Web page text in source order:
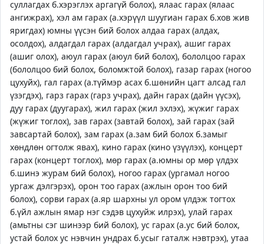
суллагдах б.хэрэглэх аргагүй болох), ялаас гарах (ялаас
ангижрах), хэл ам гарах (а.хэрүүл шуугиан гарах б.хов жив
яригдах) юмны үүсэн бий болох алдаа гарах (алдах,
осолдох), алдагдал гарах (алдагдал учрах), ашиг гарах
(ашиг олох), аюул гарах (аюул бий болох), бололцоо гарах
(бололцоо бий болох, боломжтой болох), газар гарах (ногоо
цухуйх), гал гарах (а.түймэр асах б.шөнийн цагт алсад гал
үзэгдэх), гарз гарах (гарз учрах), дайн гарах (дайн үүсэх),
дуу гарах (дуугарах), жил гарах (жил эхлэх), жүжиг гарах
(жүжиг тоглох), зав гарах (завтай болох), зай гарах (зай
завсартай болох), зам гарах (а.зам бий болох б.замыг
хөндлөн огтолж явах), кино гарах (кино үзүүлэх), концерт
гарах (концерт тоглох), мөр гарах (а.юмны ор мөр үлдэх
б.шинэ журам бий болох), ногоо гарах (ургамал ногоо
ургаж дэлгэрэх), орон тоо гарах (ажлын орон тоо бий
болох), сорви гарах (а.яр шархны ул ором үлдэж тогтох
б.үйл ажлын ямар нэг сэдэв цухуйж илрэх), улай гарах
(амьтны сэг шинээр бий болох), ус гарах (а.ус бий болох,
устай болох ус нэвчин ундрах б.усыг гаталж нэвтрэх), утаа